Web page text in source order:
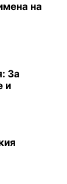
на
За
и